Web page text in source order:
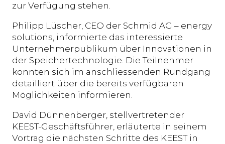
zur Verfügung stehen.
Philipp Lüscher, CEO der Schmid AG – energy
solutions, informierte das interessierte
Unternehmerpublikum über Innovationen in
der Speichertechnologie. Die Teilnehmer
konnten sich im anschliessenden Rundgang
detailliert über die bereits verfügbaren
Möglichkeiten informieren.
David Dünnenberger, stellvertretender
KEEST-Geschäftsführer, erläuterte in seinem
Vortrag die nächsten Schritte des KEEST in